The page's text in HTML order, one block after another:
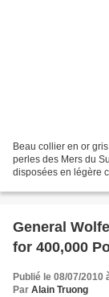
Beau collier en or
perles des Mers du
disposées en légère
General
for 400,000
Publié le 08/07/2010
Par Alain Truong